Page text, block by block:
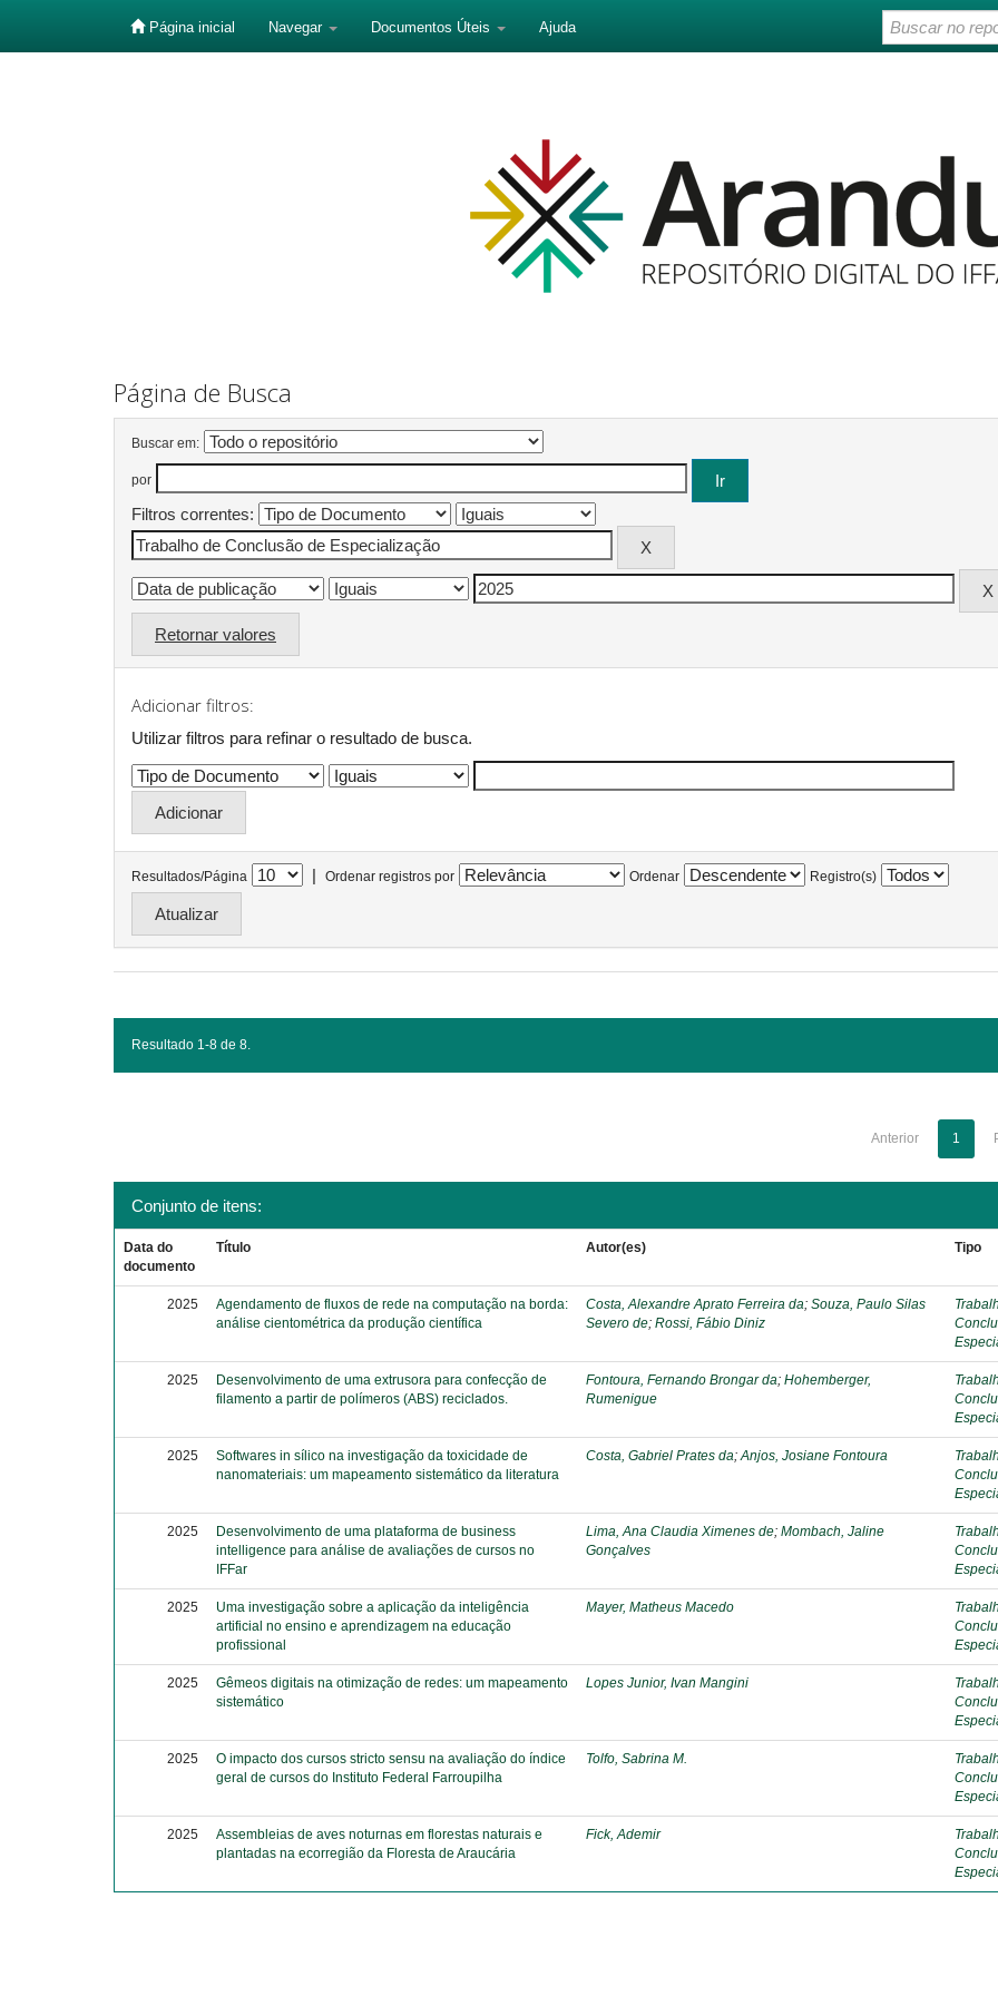
Página inicial Navegar Documentos Úteis Ajuda
Página de Busca
Buscar em:
por
Filtros correntes:
Retornar valores
Adicionar filtros:
Utilizar filtros para refinar o resultado de busca.
Resultados/Página | Ordenar registros por Ordenar Registro(s)
Resultado 1-8 de 8.
Anterior 1
Conjunto de itens:
Data do
documento
Título Autor(es) Tipo
2025
Agendamento de fluxos de rede na computação na borda:
análise cientométrica da produção científica
Costa, Alexandre Aprato Ferreira da;Souza, Paulo Silas
Severo de;Rossi, Fábio Diniz
2025
Desenvolvimento de uma extrusora para confecção de
filamento a partir de polímeros (ABS) reciclados.
Fontoura, Fernando Brongar da;Hohemberger,
Rumenigue
2025
Softwares in sílico na investigação da toxicidade de
nanomateriais: um mapeamento sistemático da literatura
Costa, Gabriel Prates da;Anjos, Josiane Fontoura
2025
Desenvolvimento de uma plataforma de business
intelligence para análise de avaliações de cursos no
IFFar
Lima, Ana Claudia Ximenes de;Mombach, Jaline
Gonçalves
2025
Uma investigação sobre a aplicação da inteligência
artificial no ensino e aprendizagem na educação
profissional
Mayer, Matheus Macedo
2025
Gêmeos digitais na otimização de redes: um mapeamento
sistemático
Lopes Junior, Ivan Mangini
2025
O impacto dos cursos stricto sensu na avaliação do índice
geral de cursos do Instituto Federal Farroupilha
Tolfo, Sabrina M.
2025
Assembleias de aves noturnas em florestas naturais e
plantadas na ecorregião da Floresta de Araucária
Fick, Ademir